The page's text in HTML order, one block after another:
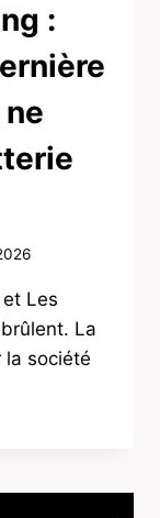
:
Les
La
la société